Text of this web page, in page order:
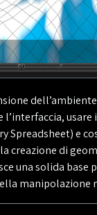
l’interfaccia,
Spreadsheet) e
creazione di
una solida base
manipolazione